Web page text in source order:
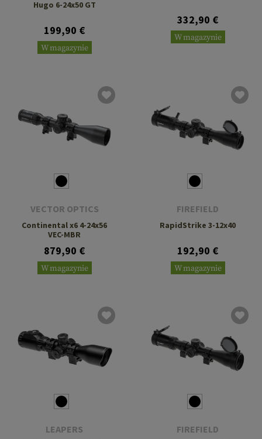
Hugo 6-24x50 GT
199,90 €
W magazynie
332,90 €
W magazynie
VECTOR OPTICS
Continental x6 4-24x56
VEC-MBR
879,90 €
W magazynie
FIREFIELD
RapidStrike 3-12x40
192,90 €
W magazynie
LEAPERS FIREFIELD